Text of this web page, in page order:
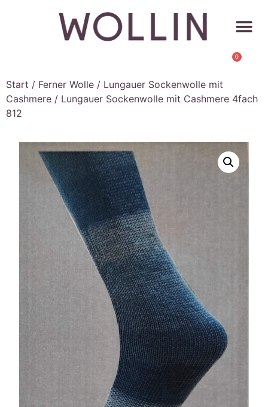
0
Start / Ferner Wolle / Lungauer Sockenwolle mit
Cashmere / Lungauer Sockenwolle mit Cashmere 4fach
812